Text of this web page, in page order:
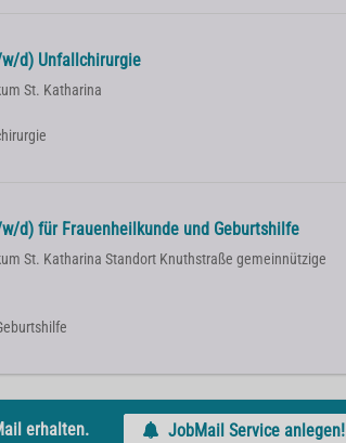
d) Unfallchirurgie
St. Katharina
d) für Frauenheilkunde und Geburtshilfe
St. Katharina Standort Knuthstraße gemeinnützige
erhalten. JobMail Service anlegen!